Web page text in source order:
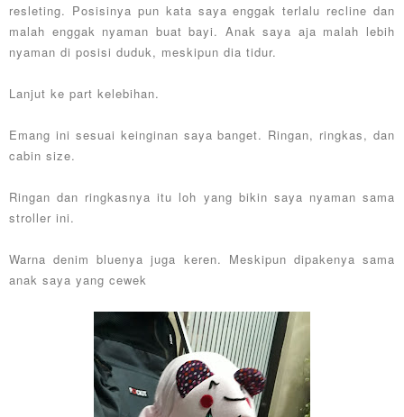
resleting. Posisinya pun kata saya enggak terlalu recline dan
malah enggak nyaman buat bayi. Anak saya aja malah lebih
nyaman di posisi duduk, meskipun dia tidur.
Lanjut ke part kelebihan.
Emang ini sesuai keinginan saya banget. Ringan, ringkas, dan
cabin size.
Ringan dan ringkasnya itu loh yang bikin saya nyaman sama
stroller ini.
Warna denim bluenya juga keren. Meskipun dipakenya sama
anak saya yang cewek